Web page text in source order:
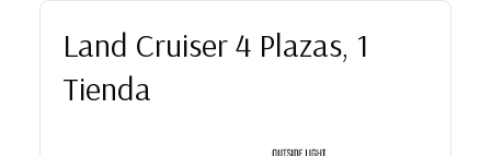
Land Cruiser 4 Plazas, 1
Tienda